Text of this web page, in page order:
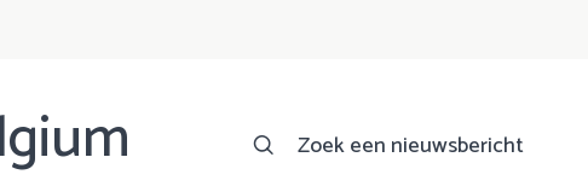
Zoek een nieuwsbericht